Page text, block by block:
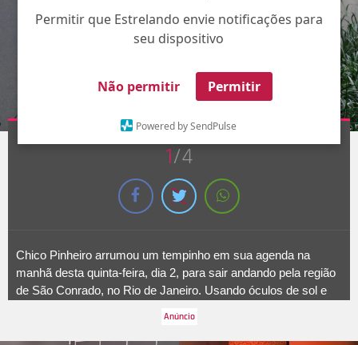
Permitir que Estrelando envie notificações para
seu dispositivo
Não permitir Permitir
Powered by SendPulse
AgNews
1/4
Chico Pinheiro arrumou um tempinho em sua agenda na
manhã desta quinta-feira, dia 2, para sair andando pela região
de São Conrado, no Rio de Janeiro. Usando óculos de sol e